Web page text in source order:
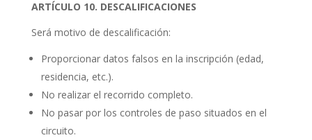
ARTÍCULO 10. DESCALIFICACIONES
Será motivo de descalificación:
Proporcionar datos falsos en la inscripción (edad,
residencia, etc.).
No realizar el recorrido completo.
No pasar por los controles de paso situados en el
circuito.